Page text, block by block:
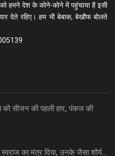
हमने देश के कोने-कोने में पहुंचाया है इसी
देते रहिए। हम भी बेबाक, बेखौफ बोलते
को सीजन की पहली हार, पंकज की
का मंत्र दिया, उनके जैसा शौर्य…